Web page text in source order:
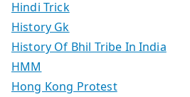
Hindi Trick
History Gk
History Of Bhil Tribe In India
HMM
Hong Kong Protest